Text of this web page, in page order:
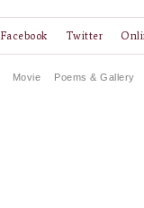
Twitter
Facebook
Movie Poems & Gallery